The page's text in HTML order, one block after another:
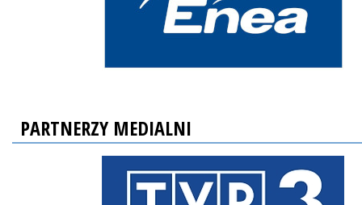
PARTNERZY MEDIALNI